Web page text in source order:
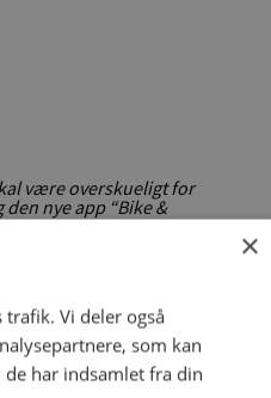
være overskueligt for
nye app “Bike &
cykelturisten
kan nyde turen og
og vi kan dermed
i
×
Vi deler også
som kan
har indsamlet fra din